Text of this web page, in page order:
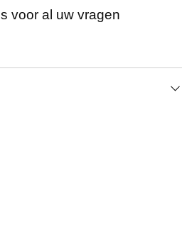
voor al uw vragen